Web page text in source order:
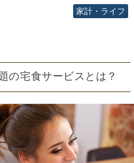
家計・ライフ
宅食サービスとは？